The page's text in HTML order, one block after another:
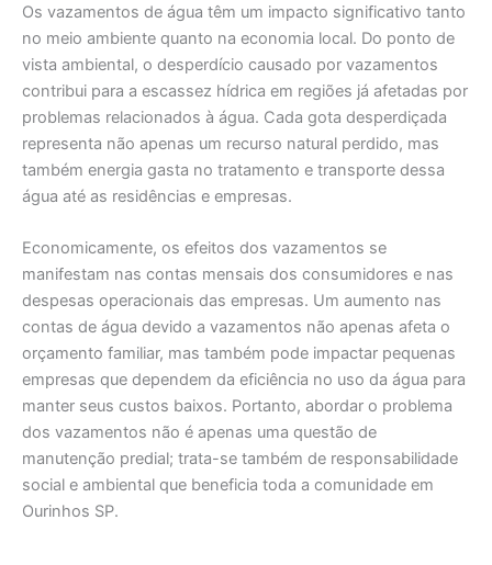
Os vazamentos de água têm um impacto significativo tanto
no meio ambiente quanto na economia local. Do ponto de
vista ambiental, o desperdício causado por vazamentos
contribui para a escassez hídrica em regiões já afetadas por
problemas relacionados à água. Cada gota desperdiçada
representa não apenas um recurso natural perdido, mas
também energia gasta no tratamento e transporte dessa
água até as residências e empresas.
Economicamente, os efeitos dos vazamentos se
manifestam nas contas mensais dos consumidores e nas
despesas operacionais das empresas. Um aumento nas
contas de água devido a vazamentos não apenas afeta o
orçamento familiar, mas também pode impactar pequenas
empresas que dependem da eficiência no uso da água para
manter seus custos baixos. Portanto, abordar o problema
dos vazamentos não é apenas uma questão de
manutenção predial; trata-se também de responsabilidade
social e ambiental que beneficia toda a comunidade em
Ourinhos SP.